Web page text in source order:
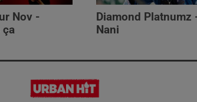
Nov -
ça
Diamond Platnumz
Nani